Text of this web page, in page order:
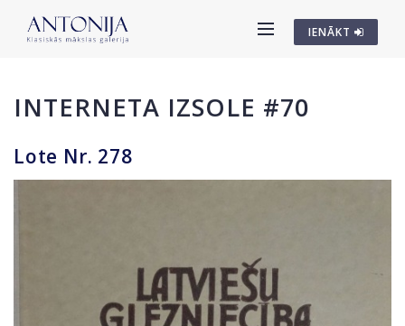
IENĀKT
INTERNETA IZSOLE #70
Lote Nr. 278